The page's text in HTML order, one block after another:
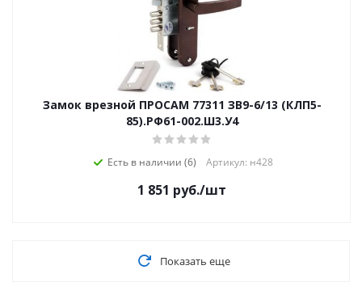
Замок врезной ПРОСАМ 77311 ЗВ9-6/13 (КЛП5-
85).РФ61-002.Ш3.У4
Есть в наличии (6) Артикул: н428
1 851 руб./шт
Показать еще